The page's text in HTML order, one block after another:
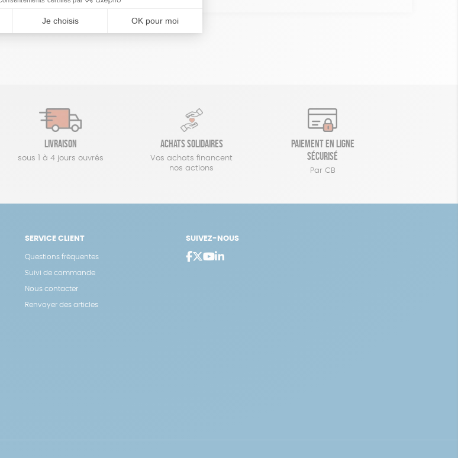
Livraison
sous 1 à 4 jours ouvrés
Achats solidaires
Vos achats financent
nos actions
Paiement en ligne
sécurisé
Par CB
SERVICE CLIENT
Questions fréquentes
Suivi de commande
Nous contacter
Renvoyer des articles
SUIVEZ-NOUS